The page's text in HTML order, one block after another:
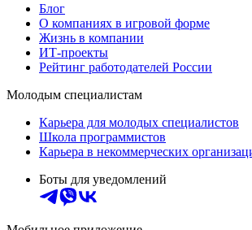
Блог
О компаниях в игровой форме
Жизнь в компании
ИТ-проекты
Рейтинг работодателей России
Молодым специалистам
Карьера для молодых специалистов
Школа программистов
Карьера в некоммерческих
Боты для уведомлений